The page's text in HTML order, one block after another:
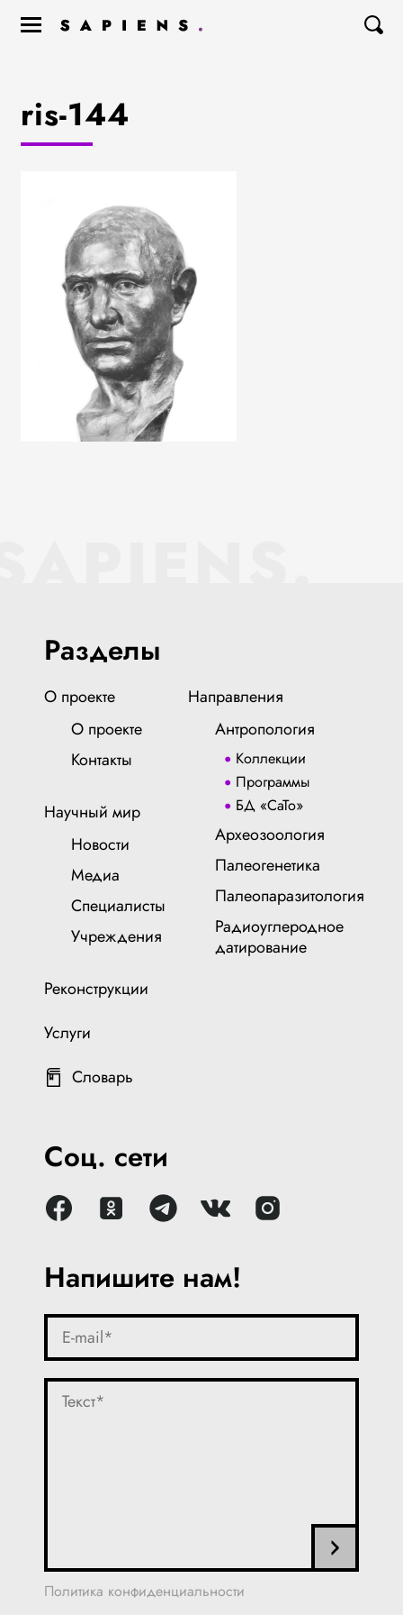
ris-144
Напишите нам!
Политика конфиденциальности
Разделы
О проекте
О проекте
Контакты
Научный мир
Новости
Медиа
Специалисты
Учреждения
Реконструкции
Услуги
Словарь
Направления
Антропология
Коллекции
Программы
БД «СаТо»
Археозоология
Палеогенетика
Палеопаразитология
Радиоуглеродное
датирование
Соц. сети